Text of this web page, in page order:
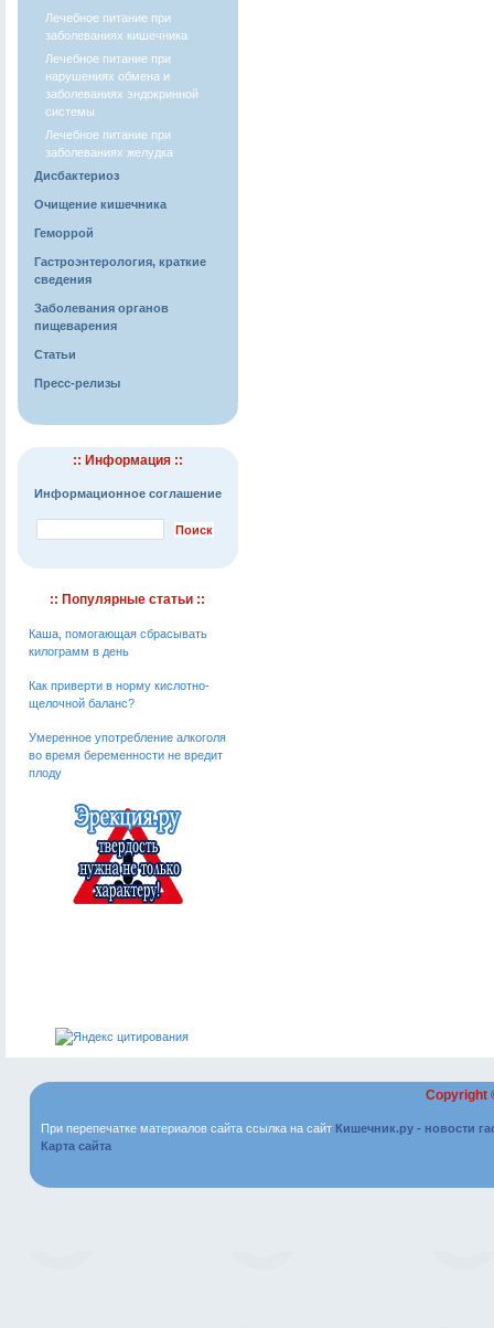
Лечебное питание при
заболеваниях кишечника
Лечебное питание при
нарушениях обмена и
заболеваниях эндокринной
системы
Лечебное питание при
заболеваниях желудка
Дисбактериоз
Очищение кишечника
Геморрой
Гастроэнтерология, краткие
сведения
Заболевания органов
пищеварения
Статьи
Пресс-релизы
:: Информация ::
Информационное соглашение
:: Популярные статьи ::
Каша, помогающая сбрасывать
килограмм в день
Как приверти в норму кислотно-
щелочной баланс?
Умеренное употребление алкоголя
во время беременности не вредит
плоду
Copyright
При перепечатке материалов сайта ссылка на сайт Кишечник.ру - новости
Карта сайта